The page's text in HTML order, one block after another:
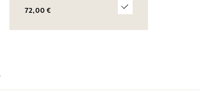
72,00 €